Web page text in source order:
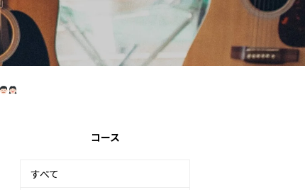
コース
すべて